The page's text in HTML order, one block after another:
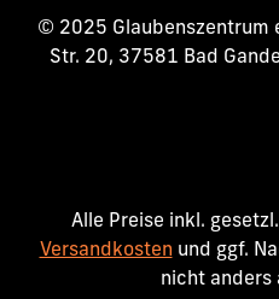
© 2025 Glaubenszentrum
Str. 20, 37581 Bad
Alle Preise inkl.
Versandkosten und ggf.
nicht anders